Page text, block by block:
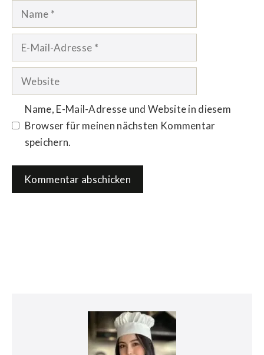
Name
Website
Name, E-Mail-Adresse und Website in diesem
Browser für meinen nächsten Kommentar
speichern.